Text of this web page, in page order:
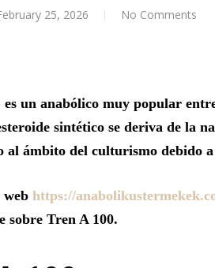
25, 2026 No Comments
un anabólico muy popular
sintético se deriva de la
ámbito del culturismo debido a
web https://
Tren A 100.